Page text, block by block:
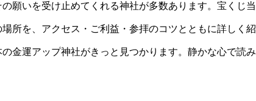
願いを受け止めてくれる神社が多数あります。宝くじ当
所を、アクセス・ご利益・参拝のコツとともに詳しく紹
金運アップ神社がきっと見つかります。静かな心で読み